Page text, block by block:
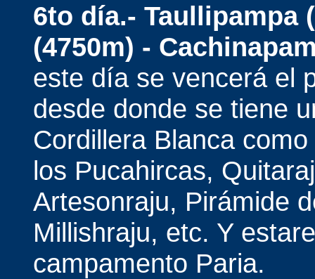
6to día.- Taullipampa
(4750m) -
este día se vencerá el
desde donde se tiene
Cordillera Blanca
los Pucahircas,
Artesonraju, Pirámide
Millishraju, etc. Y
campamento Paria.